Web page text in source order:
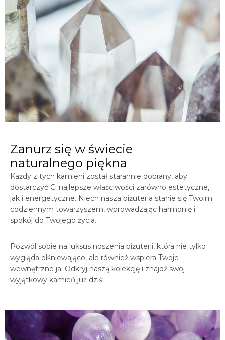
Zanurz się w świecie
naturalnego piękna
Każdy z tych kamieni został starannie dobrany, aby
dostarczyć Ci najlepsze właściwości zarówno estetyczne,
jak i energetyczne. Niech nasza biżuteria stanie się Twoim
codziennym towarzyszem, wprowadzając harmonię i
spokój do Twojego życia.
Pozwól sobie na luksus noszenia biżuterii, która nie tylko
wygląda olśniewająco, ale również wspiera Twoje
wewnętrzne ja. Odkryj naszą kolekcję i znajdź swój
wyjątkowy kamień już dziś!